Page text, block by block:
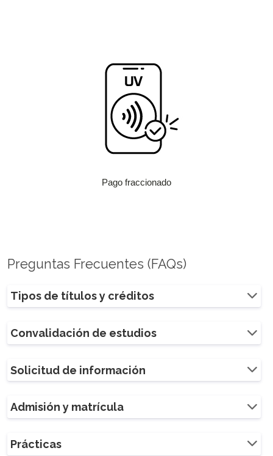
Pago fraccionado
Preguntas Frecuentes (FAQs)
Tipos de títulos y créditos
Convalidación de estudios
Solicitud de información
Admisión y matrícula
Prácticas